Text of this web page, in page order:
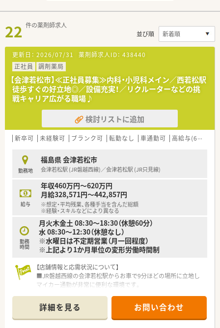
22 件の薬剤師求人
並び順
更新日： 2026/07/31 薬剤師求人ID： 438440
正社員
調剤薬局
【会津若松市】≪正社員募集≫内科・小児科メイン／西若松駅
徒歩すぐの好立地◎／設備充実！／リクルーターなどの挑
戦キャリア広がる職場♪
検討リストに追加
新卒可 未経験可 ブランク可 転勤なし 車通勤可 高給与(600万円以上)
勤務地
福島県 会津若松市
会津若松駅 (JR磐越西線)／会津若松駅 (JR只見線)
給与
年収460万円～620万円
月給328,571円～442,857円
※想定・平均残業、各種手当を含んだ総額
※経験・スキルなどにより異なる
勤務
時間
月火木金土 08:30～18:30（休憩60分）
水 08:30～12:30（休憩なし）
※水曜日は不定期営業（月一回程度）
※上記より1か月単位の変形労働時間制
【店舗情報と応需状況について】
■JR磐越西線の会津若松駅からお車で9分ほどの場所に立地し
マイカー通勤が非常に便利な環境です。
け付けており在宅業務も行います。
■薬剤師は常勤3名とパート1名が在籍し事務員4〜5名とともに
常時2〜3名体制で業務を行います。
詳細を見る お問い合わせ